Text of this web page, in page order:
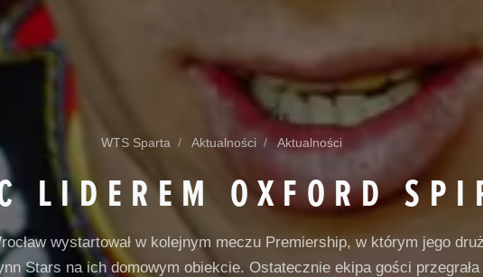
WTS Sparta Aktualności Aktualności
LIDEREM OXFORD
wystartował w kolejnym meczu Premiership, w którym jego
Stars na ich domowym obiekcie. Ostatecznie ekipa gości